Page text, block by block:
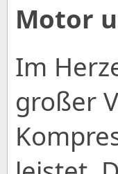
Motor
Im
großer